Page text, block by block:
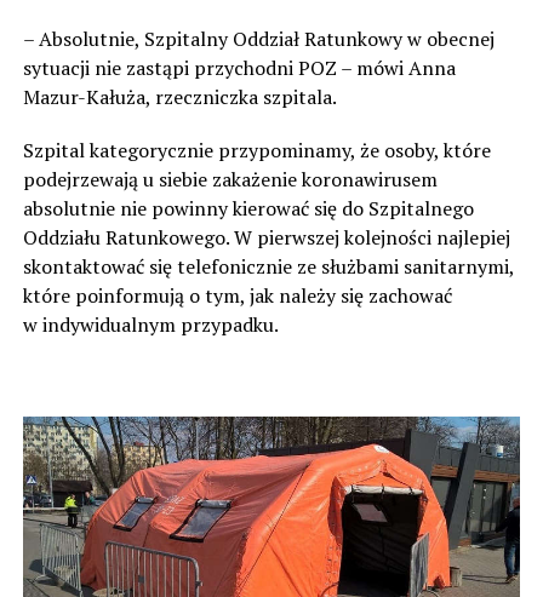
– Absolutnie, Szpitalny Oddział Ratunkowy w obecnej
sytuacji nie zastąpi przychodni POZ – mówi Anna
Mazur-Kałuża, rzeczniczka szpitala.
Szpital kategorycznie przypominamy, że osoby, które
podejrzewają u siebie zakażenie koronawirusem
absolutnie nie powinny kierować się do Szpitalnego
Oddziału Ratunkowego. W pierwszej kolejności najlepiej
skontaktować się telefonicznie ze służbami sanitarnymi,
które poinformują o tym, jak należy się zachować
w indywidualnym przypadku.